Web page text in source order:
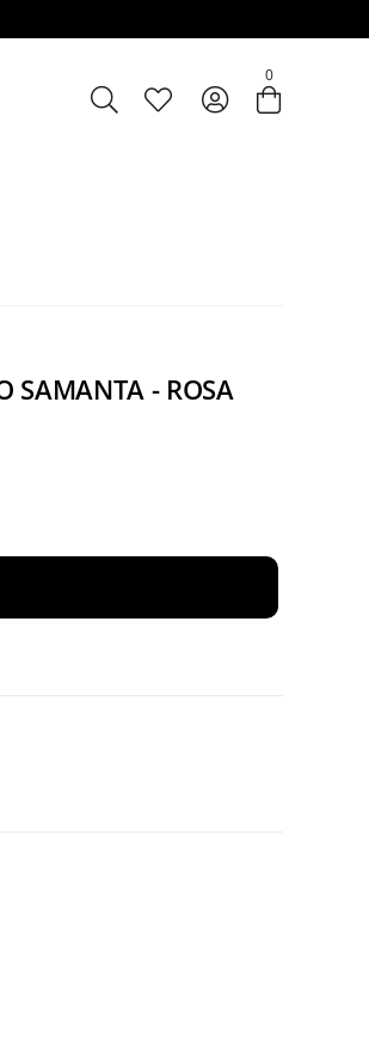
0
SAMANTA - ROSA